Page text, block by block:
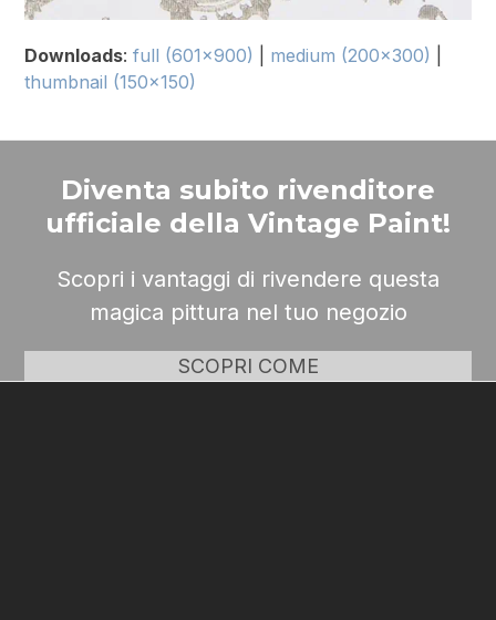
Downloads:full (601x900) medium (200x300)
thumbnail (150x150)
Diventa subito rivenditore
ufficiale della Vintage Paint!
Scopri i vantaggi di rivendere questa
magica pittura nel tuo negozio
SCOPRI COME